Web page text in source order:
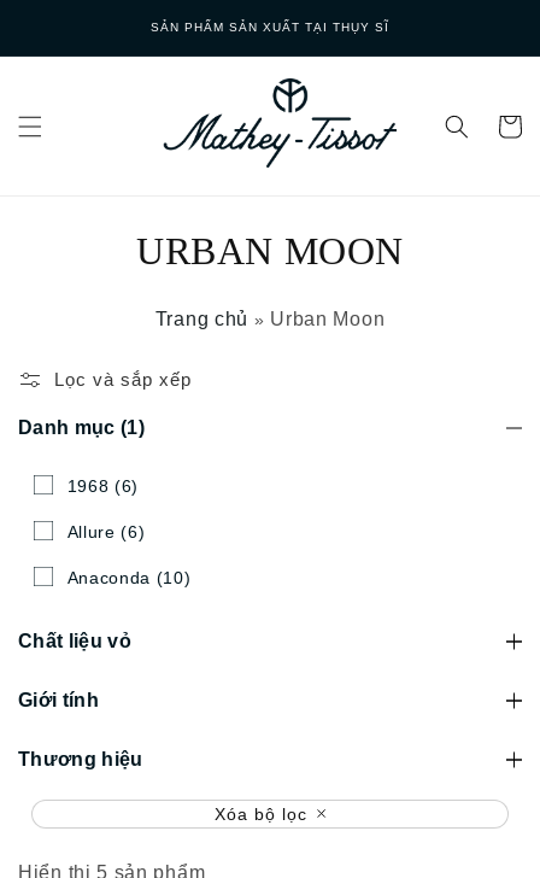
SẢN PHẨM SẢN XUẤT TẠI THỤY SĨ
URBAN MOON
Trang chủ » Urban Moon
Lọc và sắp xếp
Danh mục (1)
1968 (6)
Allure (6)
Anaconda (10)
Chất liệu vỏ
Giới tính
Thương hiệu
Xóa bộ lọc
Hiển thị 5 sản phẩm